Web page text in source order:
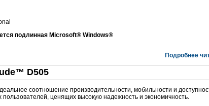
подлинная Microsoft® Windows®
Подробнее
D505
соотношение производительности, мобильности и
ценящих высокую надежность и экономичность.